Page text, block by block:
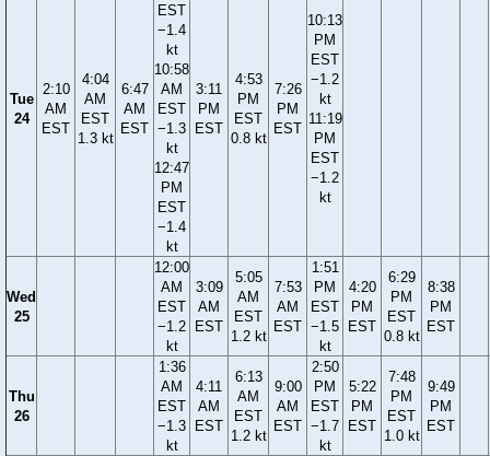
Tue
24
2:10
AM
EST
4:04
AM
EST
1.3 kt
6:47
AM
EST
EST
−1.4
kt
10:58
AM
EST
−1.3
kt
12:47
PM
EST
−1.4
kt
3:11
PM
EST
4:53
PM
EST
0.8 kt
7:26
PM
EST
10:13
PM
EST
−1.2
kt
11:19
PM
EST
−1.2
kt
Wed
25
12:00
AM
EST
−1.2
kt
3:09
AM
EST
5:05
AM
EST
1.2 kt
7:53
AM
EST
1:51
PM
EST
−1.5
kt
4:20
PM
EST
6:29
PM
EST
0.8 kt
8:38
PM
EST
Thu
26
1:36
AM
EST
−1.3
kt
4:11
AM
EST
6:13
AM
EST
1.2 kt
9:00
AM
EST
2:50
PM
EST
−1.7
kt
5:22
PM
EST
7:48
PM
EST
1.0 kt
9:49
PM
EST